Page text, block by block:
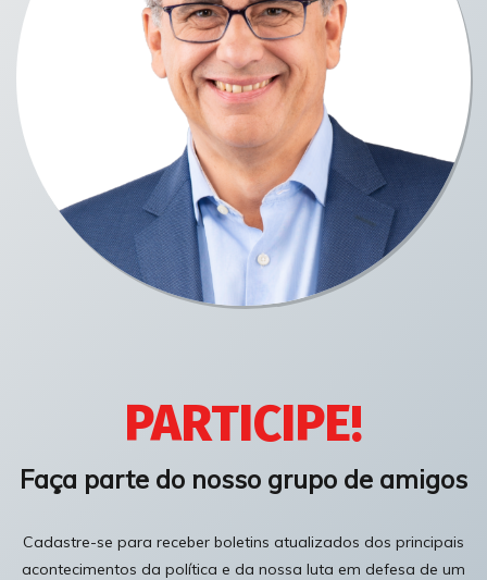
PARTICIPE!
Faça parte do nosso grupo de amigos
Cadastre-se para receber boletins atualizados dos principais
acontecimentos da política e da nossa luta em defesa de um